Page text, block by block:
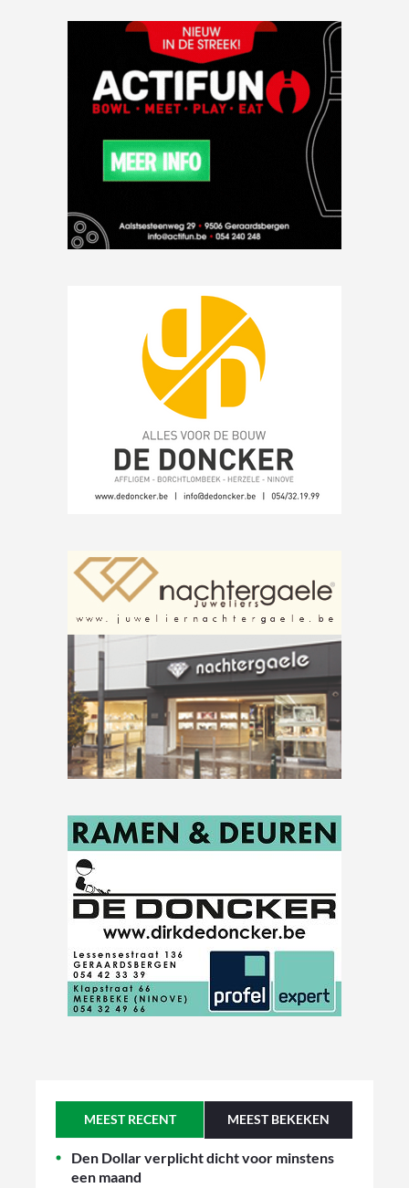
MEEST RECENT MEEST BEKEKEN
Den Dollar verplicht dicht voor minstens
een maand